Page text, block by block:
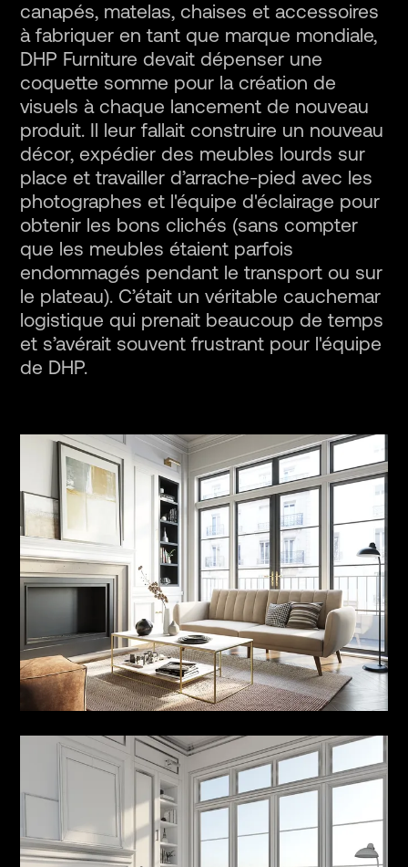
canapés, matelas, chaises et accessoires
à fabriquer en tant que marque mondiale,
DHP Furniture devait dépenser une
coquette somme pour la création de
visuels à chaque lancement de nouveau
produit. Il leur fallait construire un nouveau
décor, expédier des meubles lourds sur
place et travailler d’arrache-pied avec les
photographes et l'équipe d'éclairage pour
obtenir les bons clichés (sans compter
que les meubles étaient parfois
endommagés pendant le transport ou sur
le plateau). C’était un véritable cauchemar
logistique qui prenait beaucoup de temps
et s’avérait souvent frustrant pour l'équipe
de DHP.